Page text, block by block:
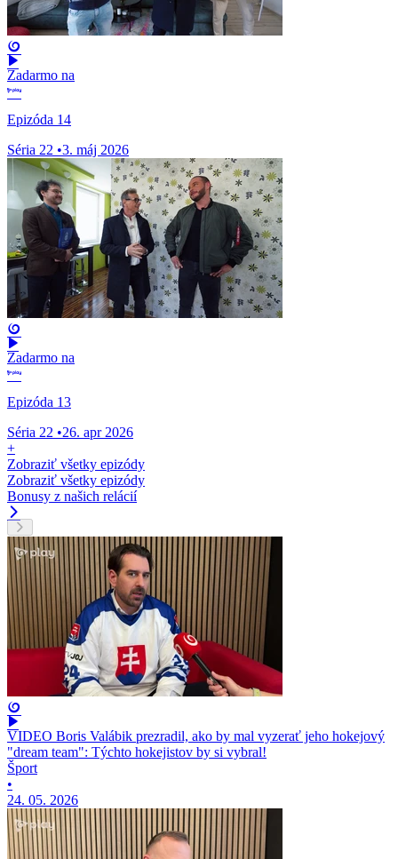
Zadarmo na
Epizóda 14
Séria 22 •3. máj 2026
Zadarmo na
Epizóda 13
Séria 22 •26. apr 2026
+
Zobraziť všetky epizódy
Zobraziť všetky epizódy
Bonusy z našich relácií
VIDEO Boris Valábik prezradil, ako by mal vyzerať jeho hokejový
"dream team": Týchto hokejistov by si vybral!
Šport
•
24. 05. 2026